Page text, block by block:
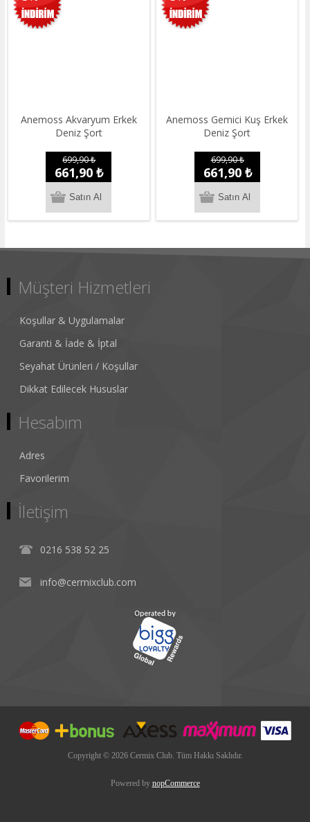
Anemoss Akvaryum Erkek
Deniz Şort
699,90 ₺
661,90 ₺
Anemoss Gemici Kuş Erkek
Deniz Şort
699,90 ₺
661,90 ₺
Müşteri Hizmetleri
Koşullar & Uygulamalar
Garanti & İade & İptal
Seyahat Ürünleri / Koşullar
Dikkat Edilecek Hususlar
Hesabım
Adres
Favorilerim
İletişim
0216 538 52 25
info@cermixclub.com
Copyright © 2026 Cermix Club. Tüm Hakkı Saklıdır.
Powered by nopCommerce